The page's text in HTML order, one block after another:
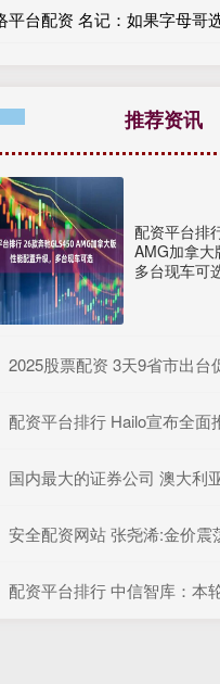
推荐资讯
配资平台排
AMG加拿大
多台现车可
​2025股票配资 3天9省市出台促消费政策，二季
配资平台排行 Hailo宣布全面推出具备生成式人工智能功能
国内最大的证券公司 澳大利亚西太平洋银行利润不及预
安全配资网站 张尧浠:金价震荡偏弱调整 待
配资平台排行 中信智库：本轮AI渗透大幅提